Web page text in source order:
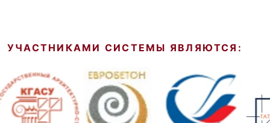
УЧАСТНИКАМИ СИСТЕМЫ ЯВЛЯЮТСЯ: